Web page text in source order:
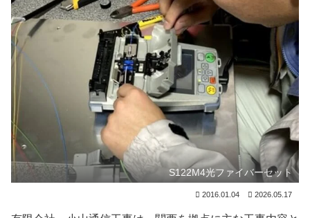
S122M4光ファイバーセット
2016.01.04 2026.05.17